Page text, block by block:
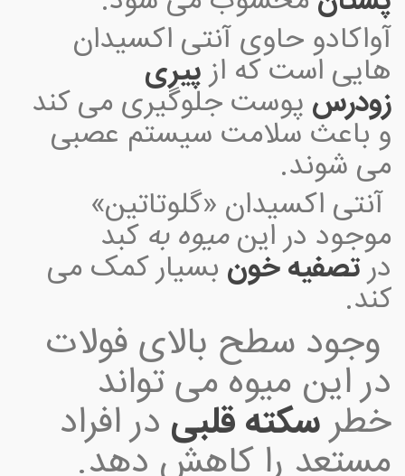
آواکادو حاوی آنتی اکسیدان
هایی است که ازپیری
زودرس پوست جلوگیری می کند
و باعث سلامت سیستم عصبی
می شوند.
آنتی اکسیدان «گلوتاتین»
موجود در اینمیوه به کبد
درتصفیه خون بسیار کمک می
کند.
وجود سطح بالای فولات
در این میوه می تواند
خطرسکته قلبی در افراد
مستعد را کاهش دهد.